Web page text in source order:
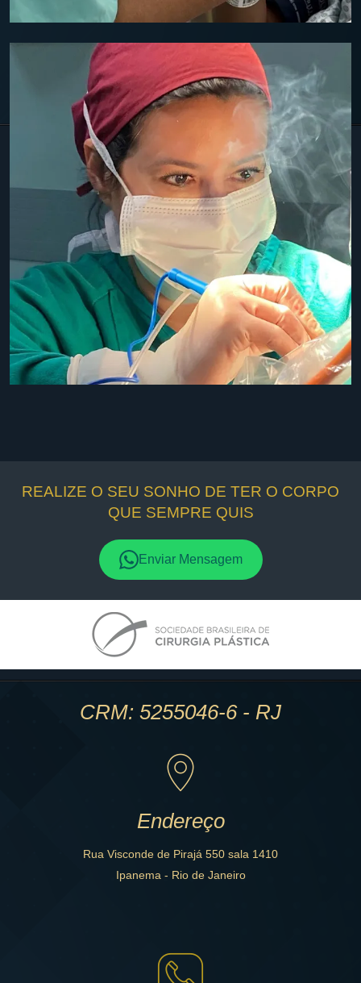
REALIZE O SEU SONHO DE TER O CORPO
QUE SEMPRE QUIS
Enviar Mensagem
CRM: 5255046-6 - RJ
Endereço
Rua Visconde de Pirajá 550 sala 1410
Ipanema - Rio de Janeiro